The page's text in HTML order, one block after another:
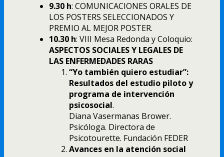
9.30 h: COMUNICACIONES ORALES DE
LOS POSTERS SELECCIONADOS Y
PREMIO AL MEJOR POSTER.
10.30 h: VIII Mesa Redonda y Coloquio:
ASPECTOS SOCIALES Y LEGALES DE
LAS ENFERMEDADES RARAS
“Yo también quiero estudiar”:
Resultados del estudio piloto y
programa de intervención
psicosocial.
Diana Vasermanas Brower.
Psicóloga. Directora de
Psicotourette. Fundación FEDER
Avances en la atención social